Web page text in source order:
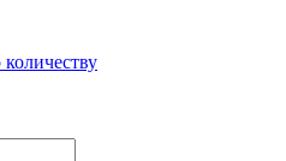
количеству